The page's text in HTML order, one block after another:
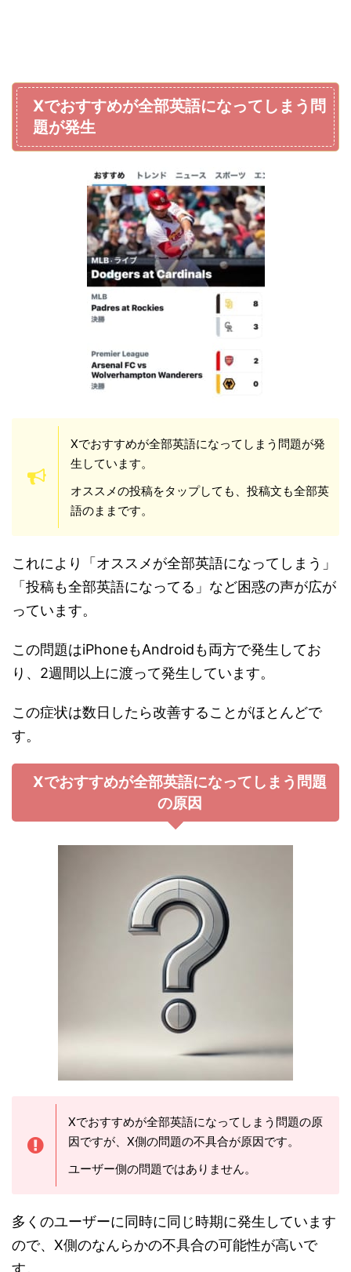
Xでおすすめが全部英語になってしまう問
題が発生
Xでおすすめが全部英語になってしまう問題が発
生しています。
オススメの投稿をタップしても、投稿文も全部英
語のままです。
これにより「オススメが全部英語になってしまう」
「投稿も全部英語になってる」など困惑の声が広が
っています。
この問題はiPhoneもAndroidも両方で発生してお
り、2週間以上に渡って発生しています。
この症状は数日したら改善することがほとんどで
す。
Xでおすすめが全部英語になってしまう問題
の原因
Xでおすすめが全部英語になってしまう問題の原
因ですが、X側の問題の不具合が原因です。
ユーザー側の問題ではありません。
多くのユーザーに同時に同じ時期に発生しています
ので、X側のなんらかの不具合の可能性が高いで
す。